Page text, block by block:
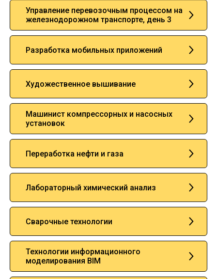
Управление перевозочным процессом на
железнодорожном транспорте, день 3
Разработка мобильных приложений
Художественное вышивание
Машинист компрессорных и насосных
установок
Переработка нефти и газа
Лабораторный химический анализ
Сварочные технологии
Технологии информационного
моделирования BIM